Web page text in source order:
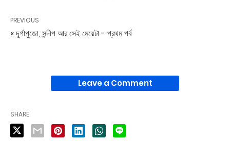
PREVIOUS
« দূর্গাপুজো, সন্দীপ আর সেই মেয়েটা - প্রথম পর্ব
Leave a Comment
SHARE